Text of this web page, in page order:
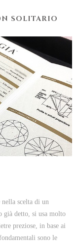
SOLITARIO
scelta di un
già detto, si usa molto
preziose, in base ai
sono le